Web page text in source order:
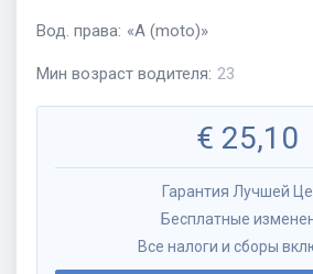
Вод. права: «A (moto)»
Мин возраст водителя: 23
€ 25,10
Гарантия Лучшей
Бесплатные
Все налоги и сборы